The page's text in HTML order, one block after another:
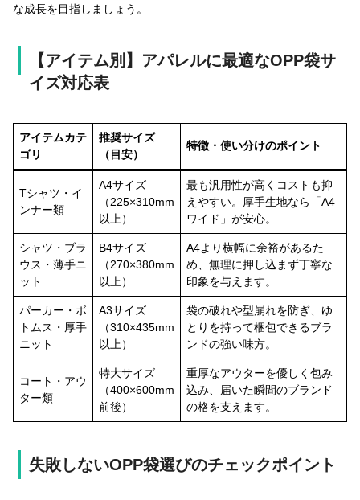
な成長を目指しましょう。
【アイテム別】アパレルに最適なOPP袋サ
イズ対応表
アイテムカテ
ゴリ
推奨サイズ
（目安）
特徴・使い分けのポイント
Tシャツ・イ
ンナー類
A4サイズ
（225×310mm
以上）
最も汎用性が高くコストも抑
えやすい。厚手生地なら「A4
ワイド」が安心。
シャツ・ブラ
ウス・薄手ニ
ット
B4サイズ
（270×380mm
以上）
A4より横幅に余裕があるた
め、無理に押し込まず丁寧な
印象を与えます。
パーカー・ボ
トムス・厚手
ニット
A3サイズ
（310×435mm
以上）
袋の破れや型崩れを防ぎ、ゆ
とりを持って梱包できるブラ
ンドの強い味方。
コート・アウ
ター類
特大サイズ
（400×600mm
前後）
重厚なアウターを優しく包み
込み、届いた瞬間のブランド
の格を支えます。
失敗しないOPP袋選びのチェックポイント